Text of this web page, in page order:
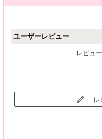
ユーザーレビュー
レビュ
レ